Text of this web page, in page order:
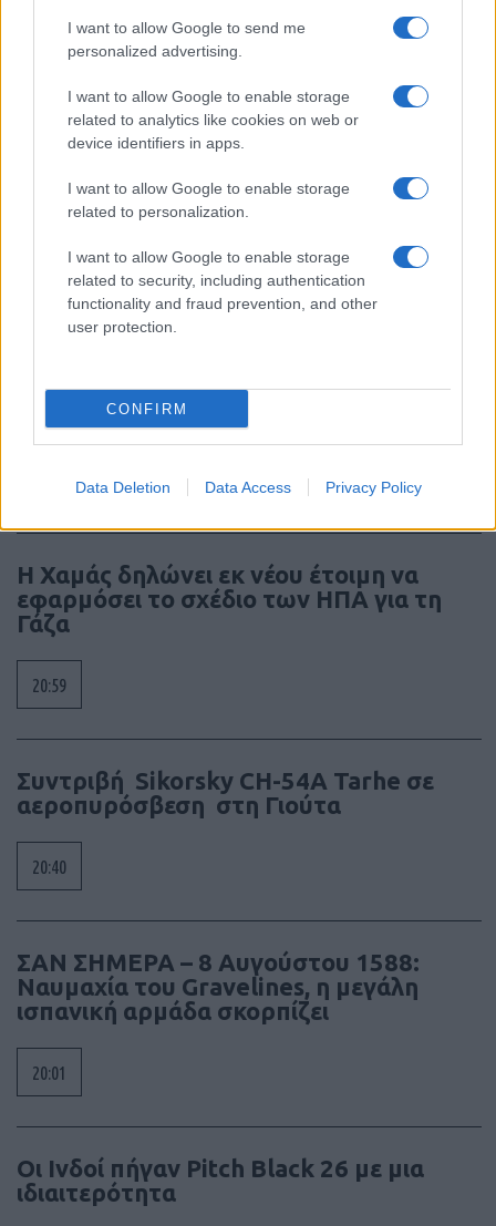
I want to allow Google to send me
personalized advertising.
I want to allow Google to enable storage
related to analytics like cookies on web or
device identifiers in apps.
I want to allow Google to enable storage
related to personalization.
I want to allow Google to enable storage
related to security, including authentication
functionality and fraud prevention, and other
user protection.
CONFIRM
Data Deletion Data Access Privacy Policy
Ροή Ειδήσεων
Ευρωπαϊκή Επιτροπή: Επιταχύνει το
ευρωπαϊκές επικοινωνίες
Πλοίο «Nadezhda»: Χτυπήθηκε από
Ρωσία – Ρυμουλκήθηκε σε τουρκικό
Η Χαμάς δηλώνει εκ νέου έτοιμη να
εφαρμόσει το σχέδιο των ΗΠΑ για τη
Γάζα
20:59
Συντριβή Sikorsky CH-54A Tarhe σε
αεροπυρόσβεση στη Γιούτα
20:40
ΣΑΝ ΣΗΜΕΡΑ – 8 Αυγούστου 1588:
Ναυμαχία του Gravelines, η μεγάλη
ισπανική αρμάδα σκορπίζει
20:01
Οι Ινδοί πήγαν Pitch Black 26 με μια
ιδιαιτερότητα